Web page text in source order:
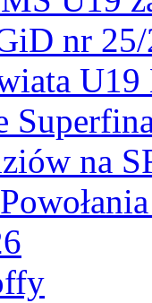
nr
na